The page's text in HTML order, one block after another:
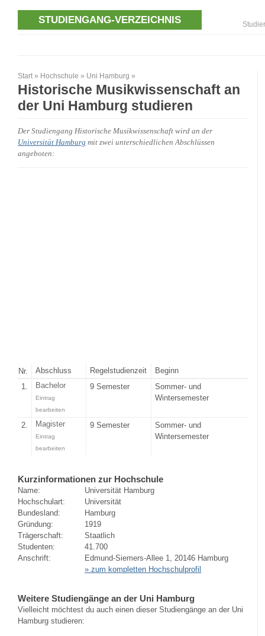
STUDIENGANG-VERZEICHNIS
Start » Hochschule » Uni Hamburg »
Historische Musikwissenschaft an
der Uni Hamburg studieren
Der Studiengang Historische Musikwissenschaft wird an der
Universität Hamburg mit zwei unterschiedlichen Abschlüssen
angeboten:
Nr. Abschluss Regelstudienzeit
Beginn
1.
Bachelor
Eintrag
bearbeiten
9 Semester
Sommer- und
Wintersemester
2. Magister
Eintrag
bearbeiten
9 Semester
Sommer- und
Wintersemester
Kurzinformationen zur Hochschule
Name:
Universität Hamburg
Hochschulart:
Universität
Bundesland:
Hamburg
Gründung:
1919
Trägerschaft:
Staatlich
Studenten:
41.700
Anschrift:
Edmund-Siemers-Allee 1, 20146 Hamburg
» zum kompletten Hochschulprofil
Weitere Studiengänge an der Uni Hamburg
Vielleicht möchtest du auch einen dieser Studiengänge an der Uni
Hamburg studieren: